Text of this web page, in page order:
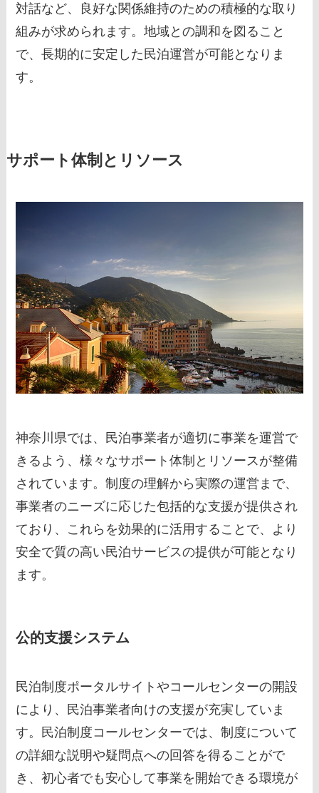
対話など、良好な関係維持のための積極的な取り
組みが求められます。地域との調和を図ること
で、長期的に安定した民泊運営が可能となりま
す。
サポート体制とリソース
神奈川県では、民泊事業者が適切に事業を運営で
きるよう、様々なサポート体制とリソースが整備
されています。制度の理解から実際の運営まで、
事業者のニーズに応じた包括的な支援が提供され
ており、これらを効果的に活用することで、より
安全で質の高い民泊サービスの提供が可能となり
ます。
公的支援システム
民泊制度ポータルサイトやコールセンターの開設
により、民泊事業者向けの支援が充実していま
す。民泊制度コールセンターでは、制度について
の詳細な説明や疑問点への回答を得ることがで
き、初心者でも安心して事業を開始できる環境が